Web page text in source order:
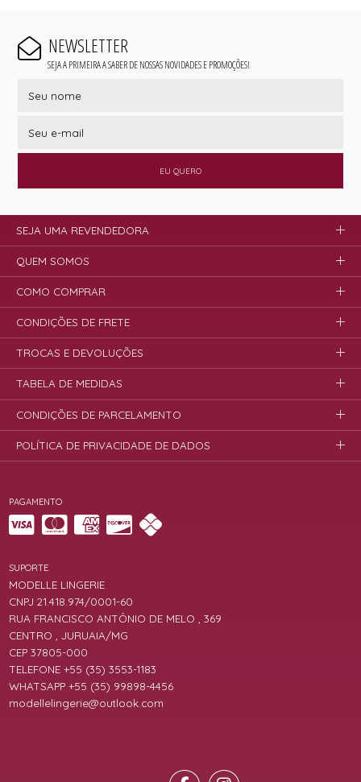
NEWSLETTER
SEJA A PRIMEIRA A SABER DE NOSSAS NOVIDADES E PROMOÇÕES!
EU QUERO
PAGAMENTO
SUPORTE
MODELLE LINGERIE
CNPJ 21.418.974/0001-60
RUA FRANCISCO ANTÔNIO DE MELO , 369
CENTRO , JURUAIA/MG
CEP 37805-000
TELEFONE +55 (35) 3553-1183
WHATSAPP +55 (35) 99898-4456
modellelingerie@outlook.com
SEJA UMA REVENDEDORA
QUEM SOMOS
COMO COMPRAR
CONDIÇÕES DE FRETE
TROCAS E DEVOLUÇÕES
TABELA DE MEDIDAS
CONDIÇÕES DE PARCELAMENTO
POLÍTICA DE PRIVACIDADE DE DADOS